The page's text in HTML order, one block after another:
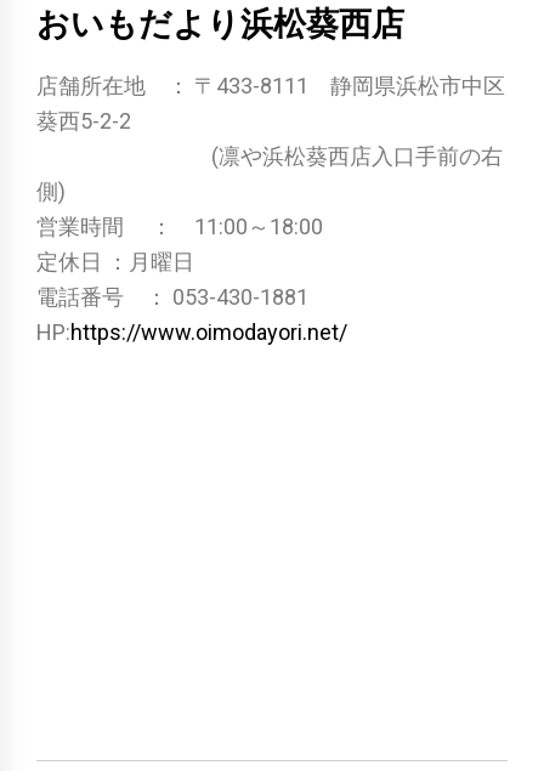
おいもだより浜松葵西店
店舗所在地 ： 〒433-8111 静岡県浜松市中区
葵西5-2-2
(凛や浜松葵西店入口手前の右
側)
営業時間 ： 11:00～18:00
定休日 ：月曜日
電話番号 ： 053-430-1881
HP:https://www.oimodayori.net/